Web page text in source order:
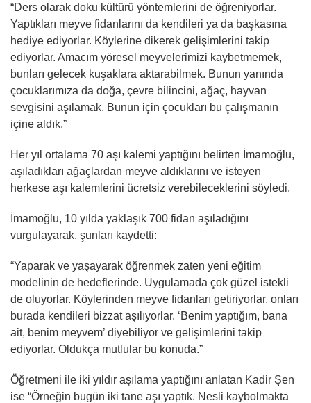
“Ders olarak doku kültürü yöntemlerini de öğreniyorlar.
Yaptıkları meyve fidanlarını da kendileri ya da başkasına
hediye ediyorlar. Köylerine dikerek gelişimlerini takip
ediyorlar. Amacım yöresel meyvelerimizi kaybetmemek,
bunları gelecek kuşaklara aktarabilmek. Bunun yanında
çocuklarımıza da doğa, çevre bilincini, ağaç, hayvan
sevgisini aşılamak. Bunun için çocukları bu çalışmanın
içine aldık.”
Her yıl ortalama 70 aşı kalemi yaptığını belirten İmamoğlu,
aşıladıkları ağaçlardan meyve aldıklarını ve isteyen
herkese aşı kalemlerini ücretsiz verebileceklerini söyledi.
İmamoğlu, 10 yılda yaklaşık 700 fidan aşıladığını
vurgulayarak, şunları kaydetti:
“Yaparak ve yaşayarak öğrenmek zaten yeni eğitim
modelinin de hedeflerinde. Uygulamada çok güzel istekli
de oluyorlar. Köylerinden meyve fidanları getiriyorlar, onları
burada kendileri bizzat aşılıyorlar. ‘Benim yaptığım, bana
ait, benim meyvem’ diyebiliyor ve gelişimlerini takip
ediyorlar. Oldukça mutlular bu konuda.”
Öğretmeni ile iki yıldır aşılama yaptığını anlatan Kadir Şen
ise “Örneğin bugün iki tane aşı yaptık. Nesli kaybolmakta